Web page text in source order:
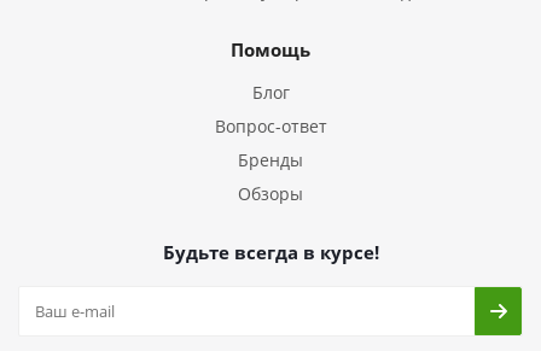
Помощь
Блог
Вопрос-ответ
Бренды
Обзоры
Будьте всегда в курсе!